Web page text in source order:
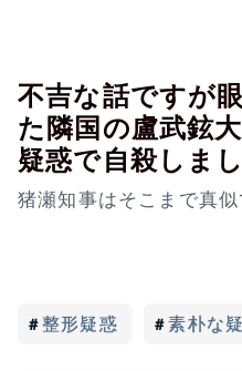
不吉な話ですが
た隣国の盧武鉉
疑惑で自殺しま
猪瀬知事はそこまで真似
整形疑惑 素朴な